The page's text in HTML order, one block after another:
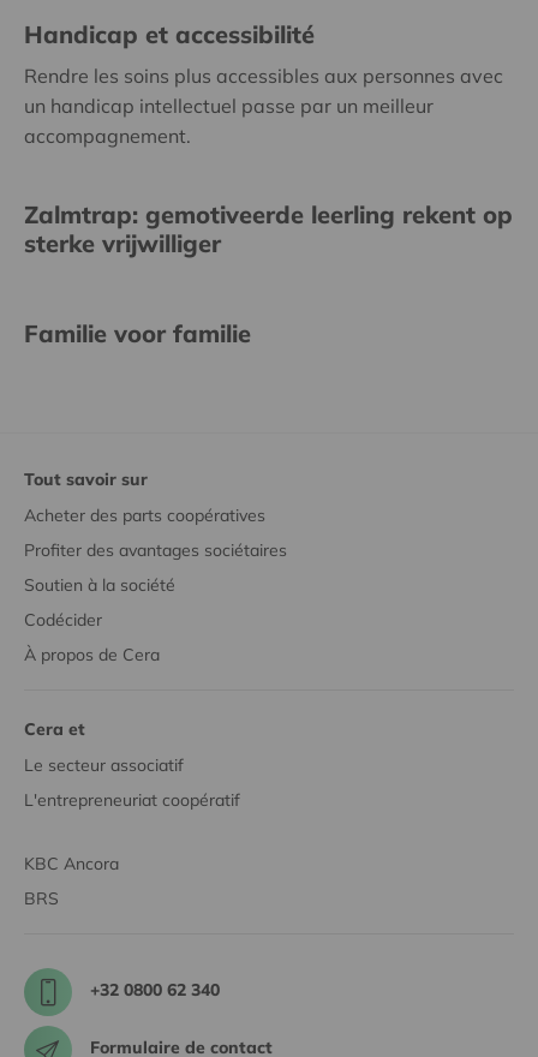
Handicap et accessibilité
Rendre les soins plus accessibles aux personnes avec
un handicap intellectuel passe par un meilleur
accompagnement.
Zalmtrap: gemotiveerde leerling rekent op
sterke vrijwilliger
Familie voor familie
Tout savoir sur
Acheter des parts coopératives
Profiter des avantages sociétaires
Soutien à la société
Codécider
À propos de Cera
Cera et
Le secteur associatif
L'entrepreneuriat coopératif
KBC Ancora
BRS
+32 0800 62 340
Formulaire de contact